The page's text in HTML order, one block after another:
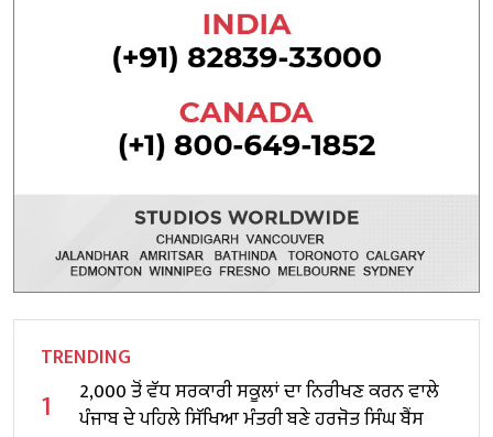
TRENDING
1
2,000 ਤੋਂ ਵੱਧ ਸਰਕਾਰੀ ਸਕੂਲਾਂ ਦਾ ਨਿਰੀਖਣ ਕਰਨ ਵਾਲੇ
ਪੰਜਾਬ ਦੇ ਪਹਿਲੇ ਸਿੱਖਿਆ ਮੰਤਰੀ ਬਣੇ ਹਰਜੋਤ ਸਿੰਘ ਬੈਂਸ